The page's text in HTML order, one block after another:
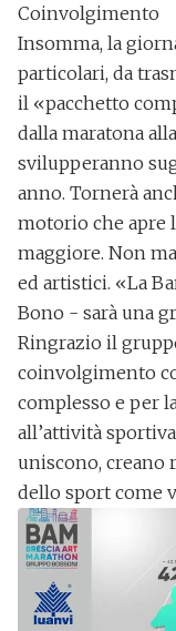
Coinvolgimento
Insomma, la
particolari, da
il «pacchetto
dalla maratona
svilupperanno
anno. Tornerà
motorio che apre
maggiore. Non
ed artistici. «La
Bono - sarà una
Ringrazio il
coinvolgimento
complesso e per
all’attività
uniscono, creano
dello sport come